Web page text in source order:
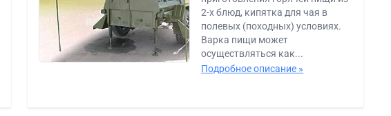
2-х блюд, кипятка для чая в
полевых (походных) условиях.
Варка пищи может
осуществляться как...
Подробное описание »